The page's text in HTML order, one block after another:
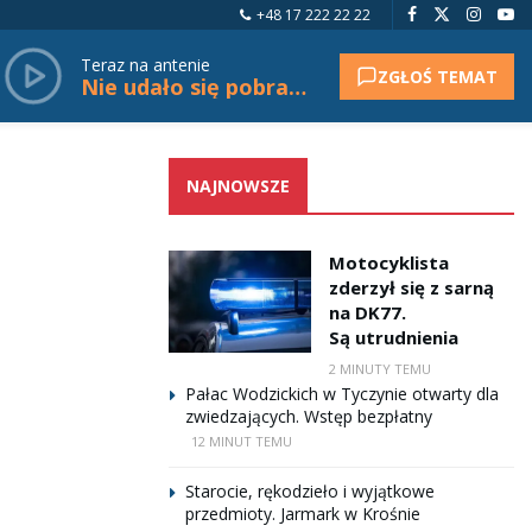
+48 17 222 22 22
Teraz na antenie
Nie udało się pobrać tytułu. ZGŁOŚ TEMAT
NAJNOWSZE
Motocyklista
zderzył się z sarną
na DK77.
Są utrudnienia
2 MINUTY TEMU
Pałac Wodzickich w Tyczynie otwarty dla
zwiedzających. Wstęp bezpłatny
12 MINUT TEMU
Starocie, rękodzieło i wyjątkowe
przedmioty. Jarmark w Krośnie